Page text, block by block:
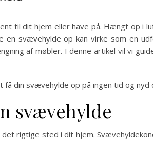
til dit hjem eller have på. Hængt op i
svævehylde op kan virke som en
af møbler. I denne artikel vil vi
din svævehylde op på ingen tid og
svævehylde
rigtige sted i dit hjem.